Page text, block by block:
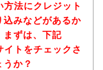
法にクレジット
込みなどがあるか
まずは、下記
トをチェックさ
か？